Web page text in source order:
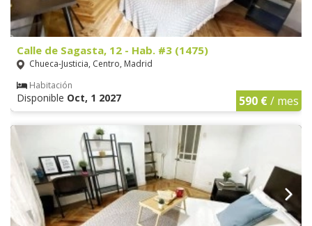
Calle de Sagasta, 12 - Hab. #3 (1475)
Chueca-Justicia, Centro, Madrid
Habitación
Disponible Oct, 1 2027 590 €/ mes